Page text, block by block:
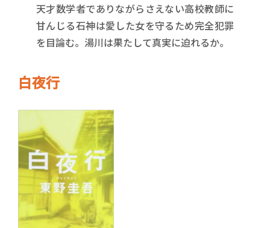
天才数学者でありながらさえない高校教師に
甘んじる石神は愛した女を守るため完全犯罪
を目論む。湯川は果たして真実に迫れるか。
白夜行